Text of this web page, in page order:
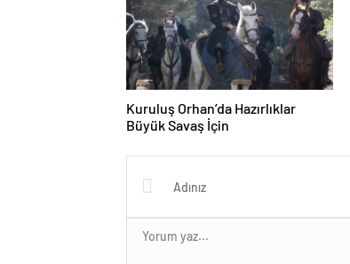
Kuruluş Orhan’da Hazırlıklar
Büyük Savaş İçin